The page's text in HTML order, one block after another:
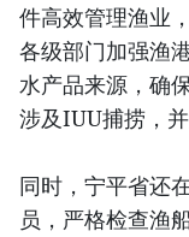
件高效管理渔业
各级部门加强渔
水产品来源，确
涉及IUU捕捞，
同时，宁平省还
员，严格检查渔